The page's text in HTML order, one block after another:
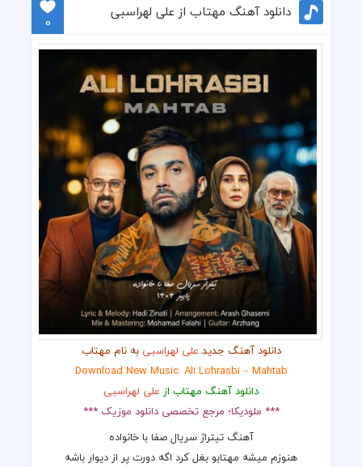
دانلود آهنگ مهتاب از علی لهراسبی
0
دانلود آهنگ جدید علی لهراسبی به نام مهتاب
Download New Music: Ali Lohrasbi – Mahtab
دانلود آهنگ مهتاب از علی لهراسبی
*** ملودیکا؛ مرجع تخصصی دانلود موزیک ***
آهنگ تیتراژ سریال صفا با خانواده
هنوزم میشه مهتابو بغل کرد اگه دورت پر از دیوار باشه